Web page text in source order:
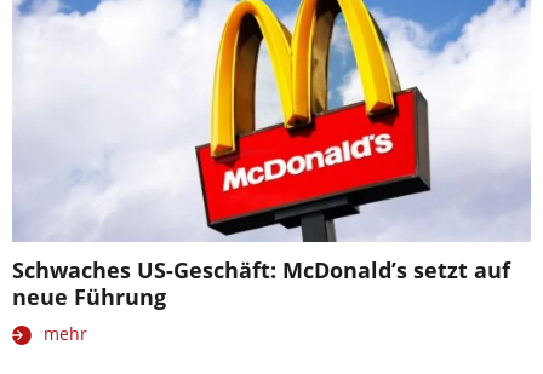
Schwaches US-Geschäft: McDonald’s setzt auf
neue Führung
mehr